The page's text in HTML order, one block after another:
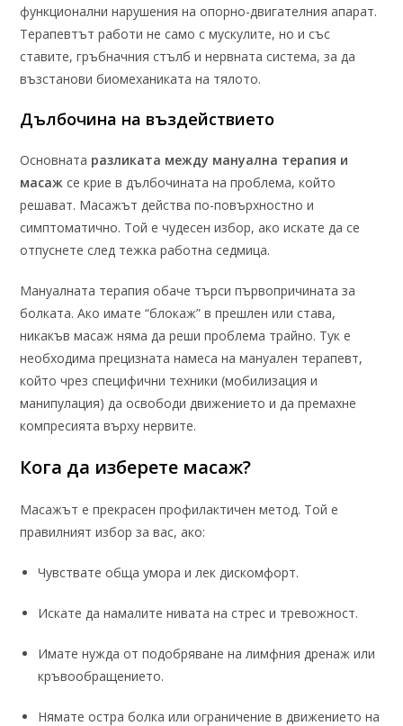
функционални нарушения на опорно-двигателния апарат.
Терапевтът работи не само с мускулите, но и със
ставите, гръбначния стълб и нервната система, за да
възстанови биомеханиката на тялото.
Дълбочина на въздействието
Основната разликата между мануална терапия и
масаж се крие в дълбочината на проблема, който
решават. Масажът действа по-повърхностно и
симптоматично. Той е чудесен избор, ако искате да се
отпуснете след тежка работна седмица.
Мануалната терапия обаче търси първопричината за
болката. Ако имате “блокаж” в прешлен или става,
никакъв масаж няма да реши проблема трайно. Тук е
необходима прецизната намеса на мануален терапевт,
който чрез специфични техники (мобилизация и
манипулация) да освободи движението и да премахне
компресията върху нервите.
Кога да изберете масаж?
Масажът е прекрасен профилактичен метод. Той е
правилният избор за вас, ако:
Чувствате обща умора и лек дискомфорт.
Искате да намалите нивата на стрес и тревожност.
Имате нужда от подобряване на лимфния дренаж или
кръвообращението.
Нямате остра болка или ограничение в движението на